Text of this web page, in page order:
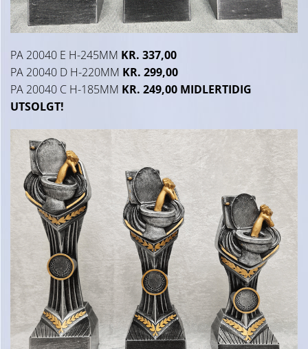
PA 20040 E H-245MM KR. 337,00
PA 20040 D H-220MM KR. 299,00
PA 20040 C H-185MM KR. 249,00 MIDLERTIDIG
UTSOLGT!